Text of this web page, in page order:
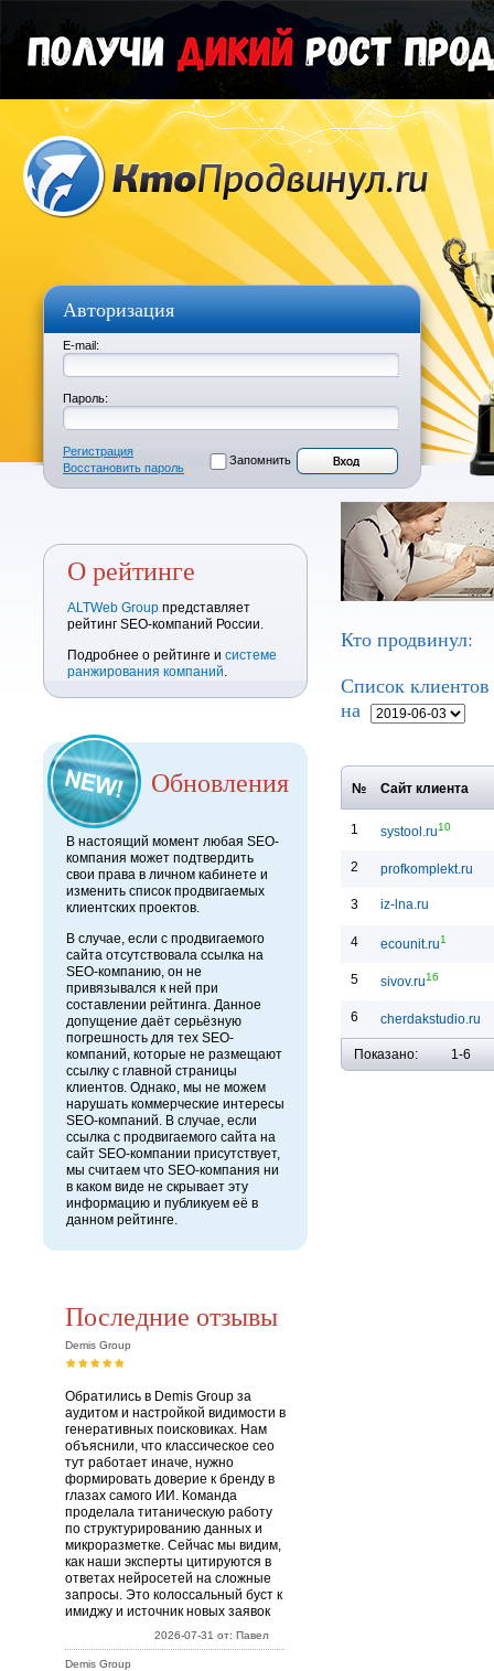
Авторизация
E-mail:
Пароль:
Регистрация
Восстановить пароль
Запомнить
О рейтинге
ALTWeb Group представляет
рейтинг SEO-компаний России.
Подробнее о рейтинге и системе
ранжирования компаний.
Обновления
В настоящий момент любая SEO-
компания может подтвердить
свои права в личном кабинете и
изменить список продвигаемых
клиентских проектов.
В случае, если с продвигаемого
сайта отсутствовала ссылка на
SEO-компанию, он не
привязывался к ней при
составлении рейтинга. Данное
допущение даёт серьёзную
погрешность для тех SEO-
компаний, которые не размещают
ссылку с главной страницы
клиентов. Однако, мы не можем
нарушать коммерческие интересы
SEO-компаний. В случае, если
ссылка с продвигаемого сайта на
сайт SEO-компании присутствует,
мы считаем что SEO-компания ни
в каком виде не скрывает эту
информацию и публикуем её в
данном рейтинге.
Последние отзывы
Demis Group
Обратились в Demis Group за
аудитом и настройкой видимости в
генеративных поисковиках. Нам
объяснили, что классическое сео
тут работает иначе, нужно
формировать доверие к бренду в
глазах самого ИИ. Команда
проделала титаническую работу
по структурированию данных и
микроразметке. Сейчас мы видим,
как наши эксперты цитируются в
ответах нейросетей на сложные
запросы. Это колоссальный буст к
имиджу и источник новых заявок
2026-07-31 от: Павел
Demis Group
Кто продвинул:
Список
на
№ Сайт клиента
1 systool.ru10
2 profkomplekt.ru
3 iz-lna.ru
4 ecounit.ru1
5 sivov.ru16
6 cherdakstudio.ru
Показано: 1-6